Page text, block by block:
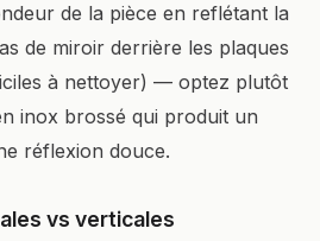
de la pièce en reflétant la
de miroir derrière les plaques
à nettoyer) — optez plutôt
inox brossé qui produit un
réflexion douce.
vs verticales